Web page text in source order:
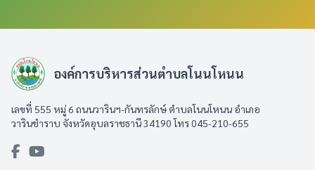
องค์การบริหารส่วนตำบลโนนโหนน
เลขที่ 555 หมู่ 6 ถนนวารินฯ-กันทรลักษ์ ตำบลโนนโหนน อำเภอ
วารินชำราบ จังหวัดอุบลราชธานี 34190 โทร 045-210-655